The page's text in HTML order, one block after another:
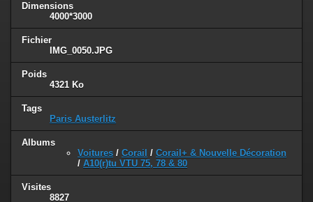
Dimensions
4000*3000
Fichier
IMG_0050.JPG
Poids
4321 Ko
Tags
Paris Austerlitz
Albums
Voitures / Corail / Corail+ & Nouvelle Décoration
/ A10(r)tu VTU 75, 78 & 80
Visites
8827